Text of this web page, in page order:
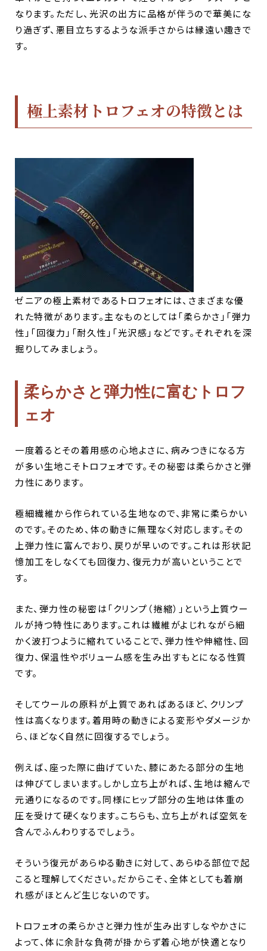
なります。ただし、光沢の出方に品格が伴うので華美にな
り過ぎず、悪目立ちするような派手さからは縁遠い趣きで
す。
極上素材トロフェオの特徴とは
ゼニアの極上素材であるトロフェオには、さまざまな優
れた特徴があります。主なものとしては「柔らかさ」「弾力
性」「回復力」「耐久性」「光沢感」などです。それぞれを深
掘りしてみましょう。
柔らかさと弾力性に富むトロフ
ェオ
一度着るとその着用感の心地よさに、病みつきになる方
が多い生地こそトロフェオです。その秘密は柔らかさと弾
力性にあります。
極細繊維から作られている生地なので、非常に柔らかい
のです。そのため、体の動きに無理なく対応します。その
上弾力性に富んでおり、戻りが早いのです。これは形状記
憶加工をしなくても回復力、復元力が高いということで
す。
また、弾力性の秘密は「クリンプ（捲縮）」​​という上質ウー
ルが持つ特性にあります。これは繊維がよじれながら細
かく波打つように縮れていることで、弾力性や伸縮性、回
復力、保温性やボリューム感を生み出すもとになる性質
です。
そしてウールの原料が上質であればあるほど、クリンプ
性は高くなります。着用時の動きによる変形やダメージか
ら、ほどなく自然に回復するでしょう。
例えば、座った際に曲げていた、膝にあたる部分の生地
は伸びてしまいます。しかし立ち上がれば、生地は縮んで
元通りになるのです。同様にヒップ部分の生地は体重の
圧を受けて硬くなります。こちらも、立ち上がれば空気を
含んでふんわりするでしょう。
そういう復元があらゆる動きに対して、あらゆる部位で起
こると理解してください。だからこそ、全体としても着崩
れ感がほとんど生じないのです。
トロフェオの柔らかさと弾力性が生み出すしなやかさに
よって、体に余計な負荷が掛からず着心地が快適となり